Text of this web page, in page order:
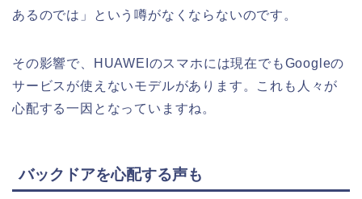
あるのでは」という噂がなくならないのです。
その影響で、HUAWEIのスマホには現在でもGoogleの
サービスが使えないモデルがあります。これも人々が
心配する一因となっていますね。
バックドアを心配する声も